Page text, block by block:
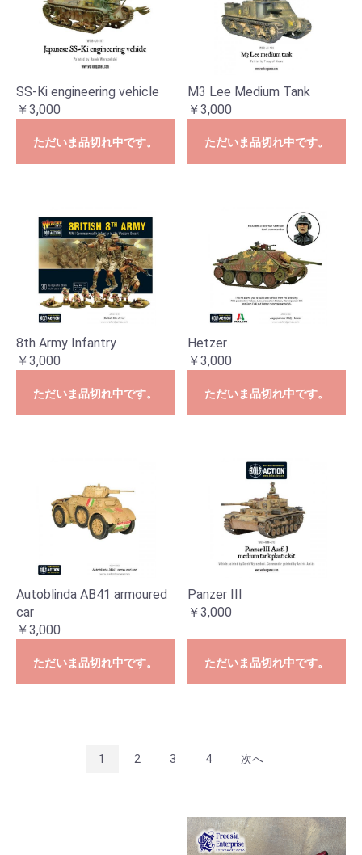
SS-Ki engineering vehicle
￥3,000
ただいま品切れ中です。
M3 Lee Medium Tank
￥3,000
ただいま品切れ中です。
8th Army Infantry
￥3,000
ただいま品切れ中です。
Hetzer
￥3,000
ただいま品切れ中です。
Autoblinda AB41 armoured
car
￥3,000
ただいま品切れ中です。
Panzer III
￥3,000
ただいま品切れ中です。
1 2 3 4 次へ